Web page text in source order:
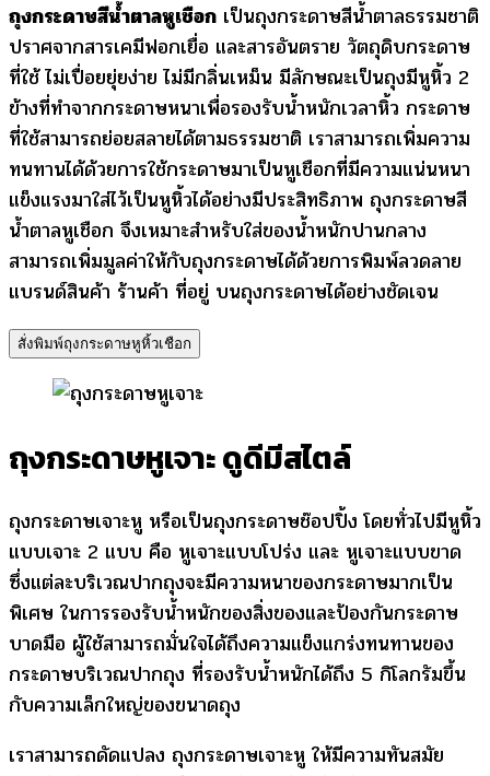
ถุงกระดาษสีน้ำตาลหูเชือก เป็นถุงกระดาษสีน้ำตาลธรรมชาติ
ปราศจากสารเคมีฟอกเยื่อ และสารอันตราย วัตถุดิบกระดาษ
ที่ใช้ ไม่เปื่อยยุ่ยง่าย ไม่มีกลิ่นเหม็น มีลักษณะเป็นถุงมีหูหิ้ว 2
ข้างที่ทำจากกระดาษหนาเพื่อรองรับน้ำหนักเวลาหิ้ว กระดาษ
ที่ใช้สามารถย่อยสลายได้ตามธรรมชาติ เราสามารถเพิ่มความ
ทนทานได้ด้วยการใช้กระดาษมาเป็นหูเชือกที่มีความแน่นหนา
แข็งแรงมาใส่ไว้เป็นหูหิ้วได้อย่างมีประสิทธิภาพ ถุงกระดาษสี
น้ําตาลหูเชือก จึงเหมาะสำหรับใส่ของน้ำหนักปานกลาง
สามารถเพิ่มมูลค่าให้กับถุงกระดาษได้ด้วยการพิมพ์ลวดลาย
แบรนด์สินค้า ร้านค้า ที่อยู่ บนถุงกระดาษได้อย่างชัดเจน
สั่งพิมพ์ถุงกระดาษหูหิ้วเชือก
ถุงกระดาษหูเจาะ ดูดีมีสไตล์
ถุงกระดาษเจาะหู หรือเป็นถุงกระดาษช๊อปปิ้ง โดยทั่วไปมีหูหิ้ว
แบบเจาะ 2 แบบ คือ หูเจาะแบบโปร่ง และ หูเจาะแบบขาด
ซึ่งแต่ละบริเวณปากถุงจะมีความหนาของกระดาษมากเป็น
พิเศษ ในการรองรับน้ำหนักของสิ่งของและป้องกันกระดาษ
บาดมือ ผู้ใช้สามารถมั่นใจได้ถึงความแข็งแกร่งทนทานของ
กระดาษบริเวณปากถุง ที่รองรับน้ำหนักได้ถึง 5 กิโลกรัมขึ้น
กับความเล็กใหญ่ของขนาดถุง
เราสามารถดัดแปลง ถุงกระดาษเจาะหู ให้มีความทันสมัย